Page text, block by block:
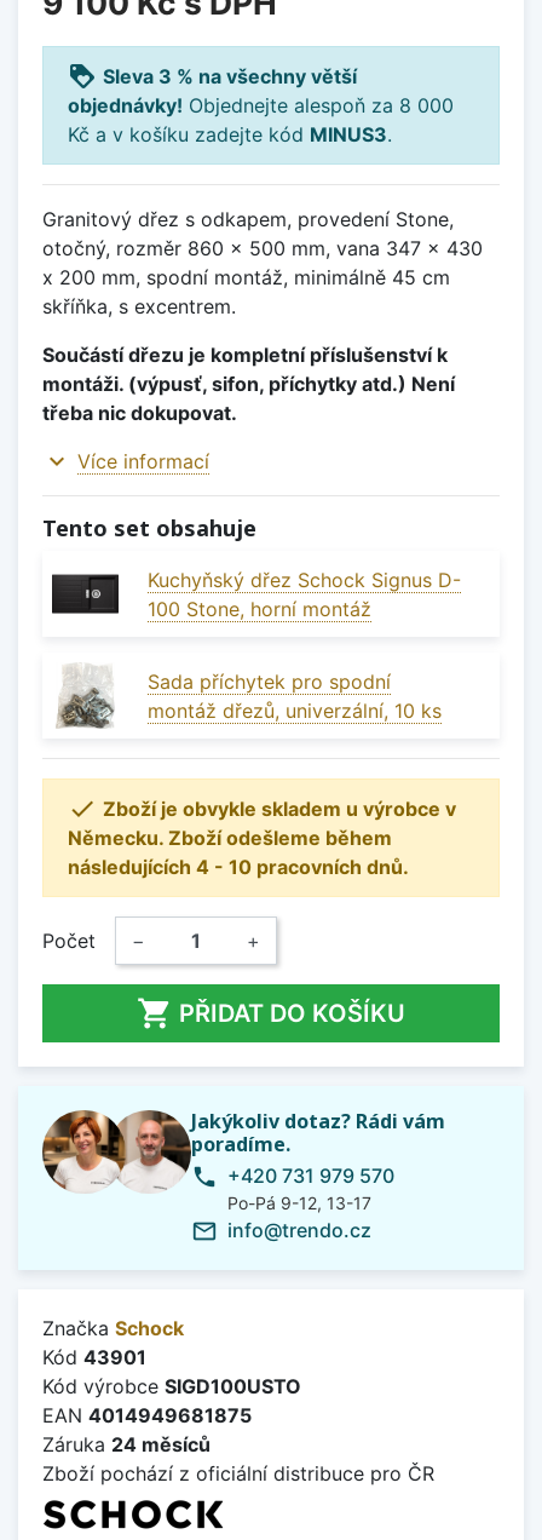
loyalty Sleva 3 % na všechny větší
objednávky! Objednejte alespoň za 8 000
Kč a v košíku zadejte kód MINUS3.
Granitový dřez s odkapem, provedení Stone,
otočný, rozměr 860 x 500 mm, vana 347 x 430
x 200 mm, spodní montáž, minimálně 45 cm
skříňka, s excentrem.
Součástí dřezu je kompletní příslušenství k
montáži. (výpusť, sifon, příchytky atd.) Není
třeba nic dokupovat.
expand_more Více informací
Tento set obsahuje
Kuchyňský dřez Schock Signus D-
100 Stone, horní montáž
Sada příchytek pro spodní
montáž dřezů, univerzální, 10 ks
 Zboží je obvykle skladem u výrobce v
Německu. Zboží odešleme během
následujících 4 - 10 pracovních dnů.
Počet − +
 PŘIDAT DO KOŠÍKU
Jakýkoliv dotaz? Rádi vám
poradíme.
phone +420 731 979 570
Po-Pá 9-12, 13-17
mail_outline info@trendo.cz
Značka Schock
Kód 43901
Kód výrobce SIGD100USTO
EAN 4014949681875
Záruka 24 měsíců
Zboží pochází z oficiální distribuce pro ČR